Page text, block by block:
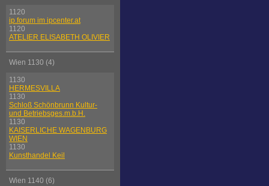
1120
ip.forum im ipcenter.at
1120
ATELIER ELISABETH OLIVIER
Wien 1130 (4)
1130
HERMESVILLA
1130
Schloß Schönbrunn Kultur-
und Betriebsges.m.b.H.
1130
KAISERLICHE WAGENBURG
WIEN
1130
Kunsthandel Keil
Wien 1140 (6)